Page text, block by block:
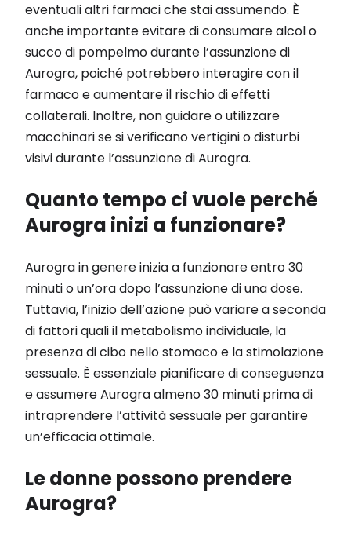
eventuali altri farmaci che stai assumendo. È
anche importante evitare di consumare alcol o
succo di pompelmo durante l’assunzione di
Aurogra, poiché potrebbero interagire con il
farmaco e aumentare il rischio di effetti
collaterali. Inoltre, non guidare o utilizzare
macchinari se si verificano vertigini o disturbi
visivi durante l’assunzione di Aurogra.
Quanto tempo ci vuole perché
Aurogra inizi a funzionare?
Aurogra in genere inizia a funzionare entro 30
minuti o un’ora dopo l’assunzione di una dose.
Tuttavia, l’inizio dell’azione può variare a seconda
di fattori quali il metabolismo individuale, la
presenza di cibo nello stomaco e la stimolazione
sessuale. È essenziale pianificare di conseguenza
e assumere Aurogra almeno 30 minuti prima di
intraprendere l’attività sessuale per garantire
un’efficacia ottimale.
Le donne possono prendere
Aurogra?